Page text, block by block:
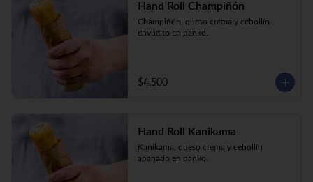
Hand Roll Champiñón
Champiñón, queso crema y cebollín
envuelto en panko.
$4.500
Hand Roll Kanikama
Kanikama, queso crema y cebollín
apanado en panko.